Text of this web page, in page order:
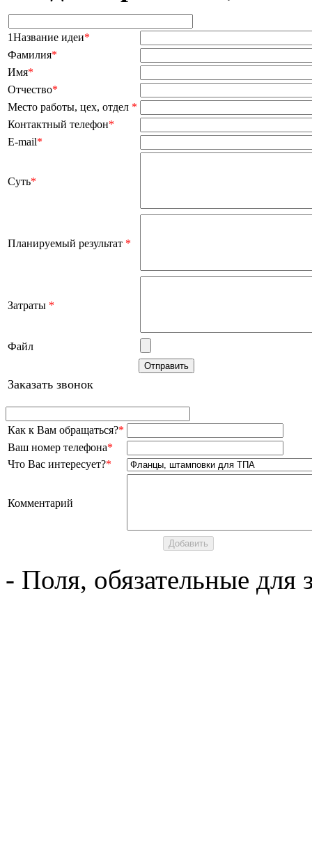
1Название идеи*
Фамилия*
Имя*
Отчество*
Место работы, цех, отдел *
Контактный телефон*
E-mail*
Суть*
Планируемый результат *
Затраты *
Файл
Заказать звонок
Как к Вам обращаться?*
Ваш номер телефона*
Что Вас интересует?*
Комментарий
- Поля, обязательные для